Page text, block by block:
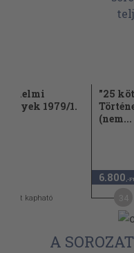
1979/1.
pont kapható
"25
(nem...
6.800 ,-Ft
A